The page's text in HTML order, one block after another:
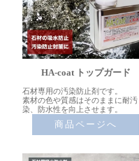
HA-coat トップガード
石材専用の汚染防止剤です。
素材の色や質感はそのままに耐汚
染、防水性を向上させます。
商品ページへ